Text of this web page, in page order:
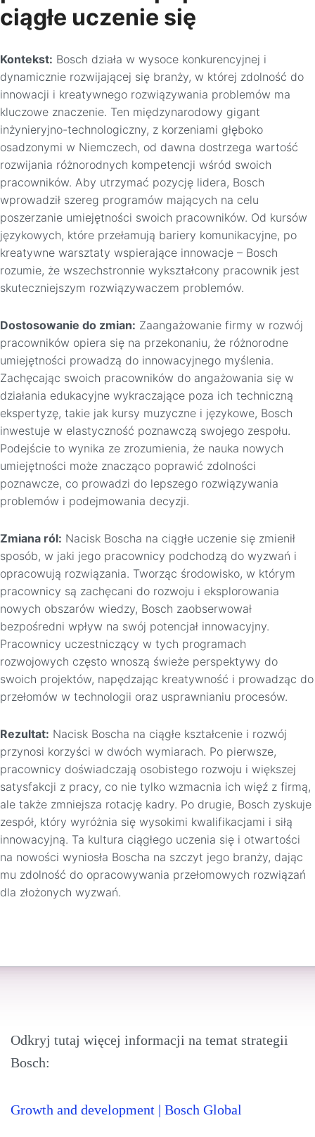
ciągłe uczenie się
Kontekst: Bosch działa w wysoce konkurencyjnej i
dynamicznie rozwijającej się branży, w której zdolność do
innowacji i kreatywnego rozwiązywania problemów ma
kluczowe znaczenie. Ten międzynarodowy gigant
inżynieryjno-technologiczny, z korzeniami głęboko
osadzonymi w Niemczech, od dawna dostrzega wartość
rozwijania różnorodnych kompetencji wśród swoich
pracowników. Aby utrzymać pozycję lidera, Bosch
wprowadził szereg programów mających na celu
poszerzanie umiejętności swoich pracowników. Od kursów
językowych, które przełamują bariery komunikacyjne, po
kreatywne warsztaty wspierające innowacje – Bosch
rozumie, że wszechstronnie wykształcony pracownik jest
skuteczniejszym rozwiązywaczem problemów.
Dostosowanie do zmian: Zaangażowanie firmy w rozwój
pracowników opiera się na przekonaniu, że różnorodne
umiejętności prowadzą do innowacyjnego myślenia.
Zachęcając swoich pracowników do angażowania się w
działania edukacyjne wykraczające poza ich techniczną
ekspertyzę, takie jak kursy muzyczne i językowe, Bosch
inwestuje w elastyczność poznawczą swojego zespołu.
Podejście to wynika ze zrozumienia, że nauka nowych
umiejętności może znacząco poprawić zdolności
poznawcze, co prowadzi do lepszego rozwiązywania
problemów i podejmowania decyzji.
Zmiana ról: Nacisk Boscha na ciągłe uczenie się zmienił
sposób, w jaki jego pracownicy podchodzą do wyzwań i
opracowują rozwiązania. Tworząc środowisko, w którym
pracownicy są zachęcani do rozwoju i eksplorowania
nowych obszarów wiedzy, Bosch zaobserwował
bezpośredni wpływ na swój potencjał innowacyjny.
Pracownicy uczestniczący w tych programach
rozwojowych często wnoszą świeże perspektywy do
swoich projektów, napędzając kreatywność i prowadząc do
przełomów w technologii oraz usprawnianiu procesów.
Rezultat: Nacisk Boscha na ciągłe kształcenie i rozwój
przynosi korzyści w dwóch wymiarach. Po pierwsze,
pracownicy doświadczają osobistego rozwoju i większej
satysfakcji z pracy, co nie tylko wzmacnia ich więź z firmą,
ale także zmniejsza rotację kadry. Po drugie, Bosch zyskuje
zespół, który wyróżnia się wysokimi kwalifikacjami i siłą
innowacyjną. Ta kultura ciągłego uczenia się i otwartości
na nowości wyniosła Boscha na szczyt jego branży, dając
mu zdolność do opracowywania przełomowych rozwiązań
dla złożonych wyzwań.
Odkryj tutaj więcej informacji na temat strategii
Bosch:
Growth and development | Bosch Global